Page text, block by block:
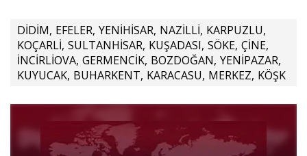
DİDİM, EFELER, YENİHİSAR, NAZİLLİ, KARPUZLU,
KOÇARLİ, SULTANHİSAR, KUŞADASI, SÖKE, ÇİNE,
İNCİRLİOVA, GERMENCİK, BOZDOĞAN, YENİPAZAR,
KUYUCAK, BUHARKENT, KARACASU, MERKEZ, KÖŞK